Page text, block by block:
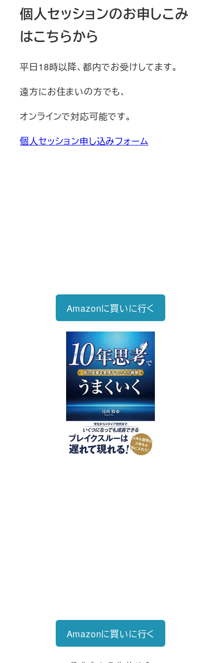
個人セッションのお申しこみ
はこちらから
平日18時以降、都内でお受けしてます。
遠方にお住まいの方でも、
オンラインで対応可能です。
個人セッション申し込みフォーム
Amazonに買いに行く
Amazonに買いに行く